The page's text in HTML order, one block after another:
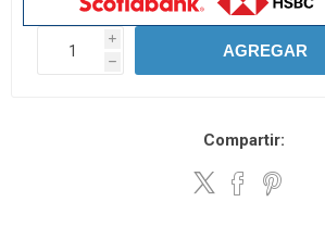
i
h
AGREGAR
Compartir: